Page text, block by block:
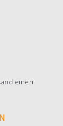
einen